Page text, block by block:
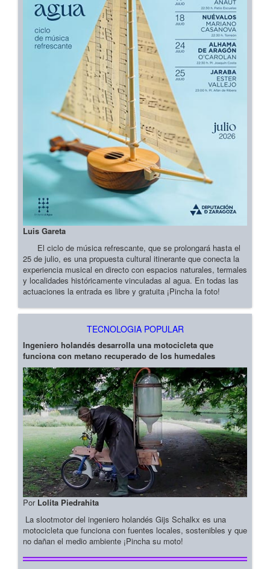
Luis Gareta
El ciclo de música refrescante, que se prolongará hasta el
25 de julio, es una propuesta cultural itinerante que conecta la
experiencia musical en directo con espacios naturales, termales
y localidades históricamente vinculadas al agua. En todas las
actuaciones la entrada es libre y gratuita ¡Pincha la foto!
TECNOLOGIA POPULAR
Ingeniero holandés desarrolla una motocicleta que
funciona con metano recuperado de los humedales
Por Lolita Piedrahita
La slootmotor del ingeniero holandés Gijs Schalkx es una
motocicleta que funciona con fuentes locales, sostenibles y que
no dañan el medio ambiente ¡Pincha su moto!